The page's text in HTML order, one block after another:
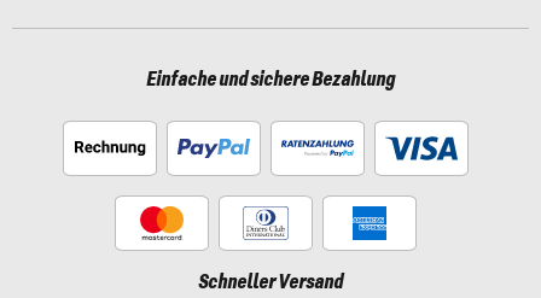
Einfache und sichere Bezahlung
Schneller Versand